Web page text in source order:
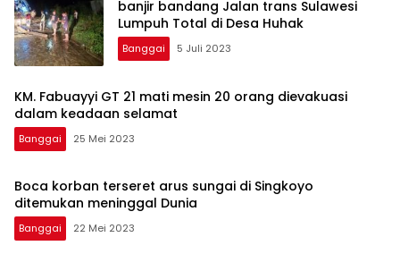
banjir bandang Jalan trans Sulawesi
Lumpuh Total di Desa Huhak
Banggai 5 Juli 2023
KM. Fabuayyi GT 21 mati mesin 20 orang dievakuasi
dalam keadaan selamat
Banggai 25 Mei 2023
Boca korban terseret arus sungai di Singkoyo
ditemukan meninggal Dunia
Banggai 22 Mei 2023